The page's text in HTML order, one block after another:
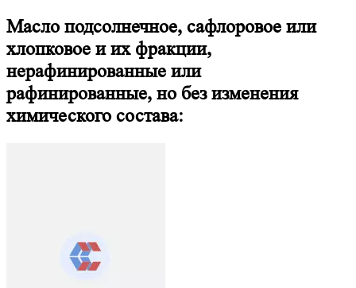
Масло подсолнечное, сафлоровое или
хлопковое и их фракции,
нерафинированные или
рафинированные, но без изменения
химического состава: